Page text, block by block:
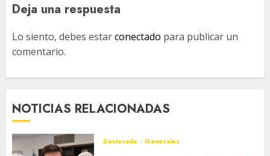
Deja una respuesta
Lo siento, debes estarconectado para publicar un
comentario.
NOTICIAS RELACIONADAS
Destacada Generales